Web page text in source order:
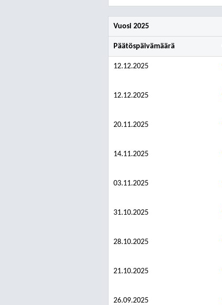
Vuosi 2025
Päätöspäivämäärä
12.12.2025
12.12.2025
20.11.2025
14.11.2025
03.11.2025
31.10.2025
28.10.2025
21.10.2025
26.09.2025